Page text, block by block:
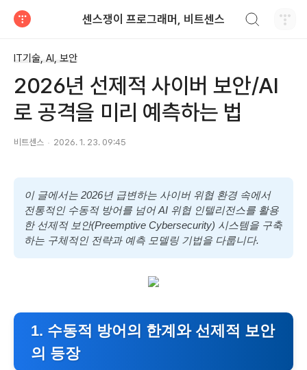
센스쟁이 프로그래머, 비트센스
IT기술, AI, 보안
2026년 선제적 사이버 보안/AI
로 공격을 미리 예측하는 법
비트센스 2026. 1. 23. 09:45
이 글에서는 2026년 급변하는 사이버 위협 환경 속에서
전통적인 수동적 방어를 넘어 AI 위협 인텔리전스를 활용
한 선제적 보안(Preemptive Cybersecurity) 시스템을 구축
하는 구체적인 전략과 예측 모델링 기법을 다룹니다.
1. 수동적 방어의 한계와 선제적 보안
의 등장